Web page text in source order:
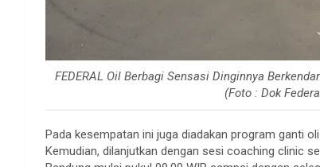
FEDERAL Oil Berbagi Sensasi Dinginnya
(Foto : Dok
Pada kesempatan ini juga diadakan program ganti
Kemudian, dilanjutkan dengan sesi coaching clinic